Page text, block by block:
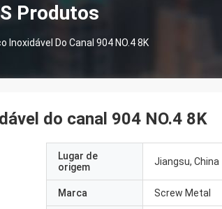
Produtos
Inoxidável Do Canal 904 NO.4 8K
do canal 904 NO.4 8K
Lugar de
origem
Jiangsu, China
Marca Screw Metal